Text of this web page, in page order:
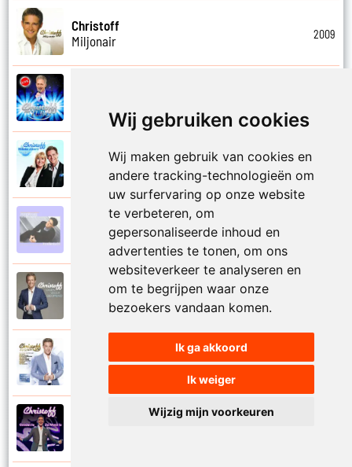
Wij gebruiken cookies
Wij maken gebruik van cookies en
andere tracking-technologieën om
uw surfervaring op onze website
te verbeteren, om
gepersonaliseerde inhoud en
advertenties te tonen, om ons
websiteverkeer te analyseren en
om te begrijpen waar onze
bezoekers vandaan komen.
Ik ga akkoord
Ik weiger
Wijzig mijn voorkeuren
Christoff
Miljonair
2009
Christoff en Willeke Alberti
Niemand laat zijn eigen kind alleen
Christoff
Niets is voor niets
Christoff
Ogen weer geopend
Christoff en Florian Silbereisen
Omdat ie zo mooi is